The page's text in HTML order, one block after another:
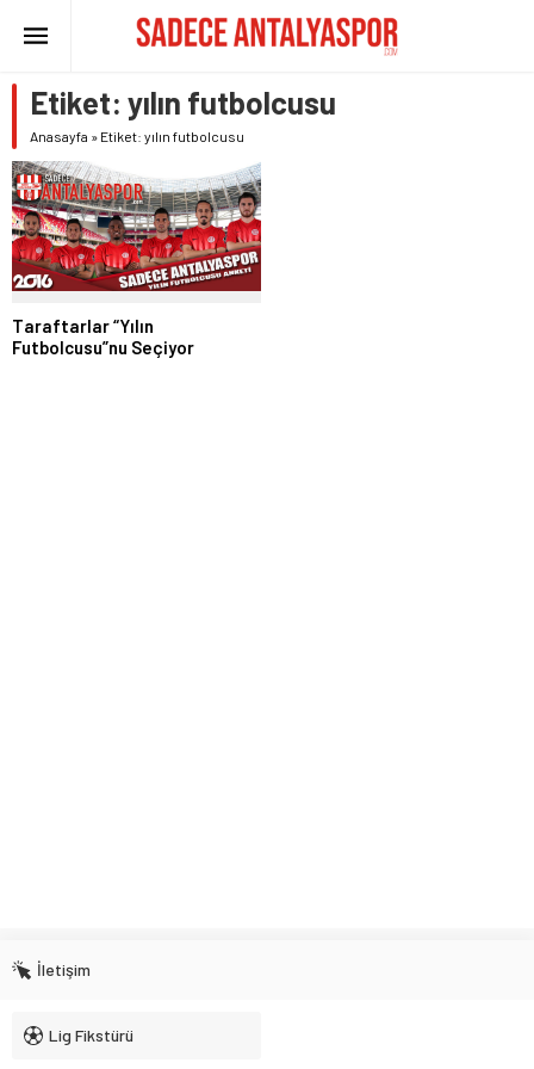
Etiket: yılın futbolcusu
Anasayfa » Etiket: yılın futbolcusu
Taraftarlar “Yılın
Futbolcusu”nu Seçiyor
İletişim
Lig Fikstürü